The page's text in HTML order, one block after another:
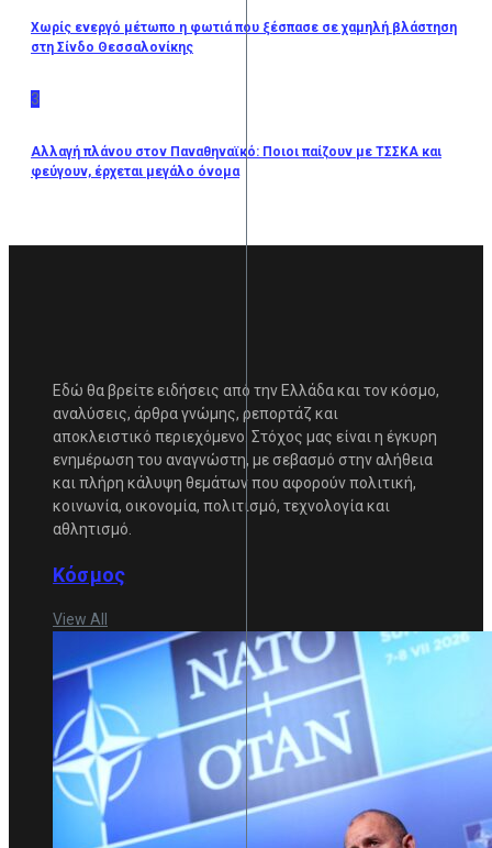
Χωρίς ενεργό μέτωπο η φωτιά που ξέσπασε σε χαμηλή βλάστηση
στη Σίνδο Θεσσαλονίκης
3
Αλλαγή πλάνου στον Παναθηναϊκό: Ποιοι παίζουν με ΤΣΣΚΑ και
φεύγουν, έρχεται μεγάλο όνομα
Εδώ θα βρείτε ειδήσεις από την Ελλάδα και τον κόσμο,
αναλύσεις, άρθρα γνώμης, ρεπορτάζ και
αποκλειστικό περιεχόμενο. Στόχος μας είναι η έγκυρη
ενημέρωση του αναγνώστη, με σεβασμό στην αλήθεια
και πλήρη κάλυψη θεμάτων που αφορούν πολιτική,
κοινωνία, οικονομία, πολιτισμό, τεχνολογία και
αθλητισμό.
Κόσμος
View All